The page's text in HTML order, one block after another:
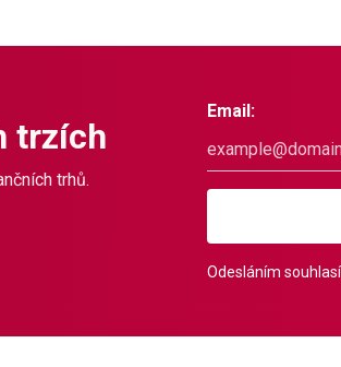
trzích
trhů.
Email:
Odesláním